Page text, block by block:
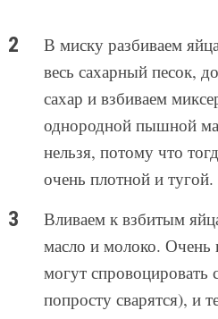
В миску разбиваем
весь сахарный песок,
сахар и взбиваем
однородной пышной
нельзя, потому что
очень плотной и тугой.
Вливаем к взбитым
масло и молоко. Очень
могут спровоцировать
попросту сварятся), и